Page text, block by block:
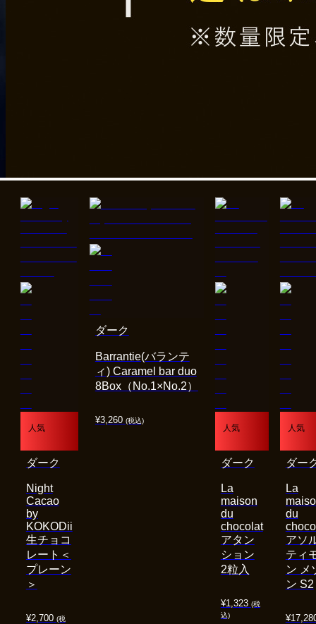
人気
¥2,700 (税
Night
Cacao
by
KOKODii
生チョコ
レート＜
プレーン
＞
ダーク
¥3,260 (税込)
Barrantie(バランテ
ィ) Caramel bar duo
8Box（No.1×No.2）
ダーク
人気
¥1,323 (税
込)
La
maison
du
chocolat
アタン
ション
2粒入
ダーク
人気
¥
La
du
アソ
ティ
ン メ
ン S2
ダー